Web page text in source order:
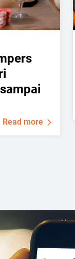
Read more